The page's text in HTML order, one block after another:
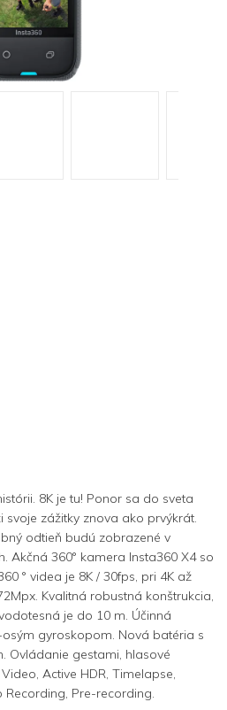
8K je tu! Ponor sa do sveta
svoje zážitky znova ako prvýkrát.
odtieň budú zobrazené v
Akčná 360° kamera Insta360 X4 so
° videa je 8K / 30fps, pri 4K až
Kvalitná robustná konštrukcia,
je do 10 m. Účinná
gyroskopom. Nová batéria s
Ovládanie gestami, hlasové
Active HDR, Timelapse,
Pre-recording.